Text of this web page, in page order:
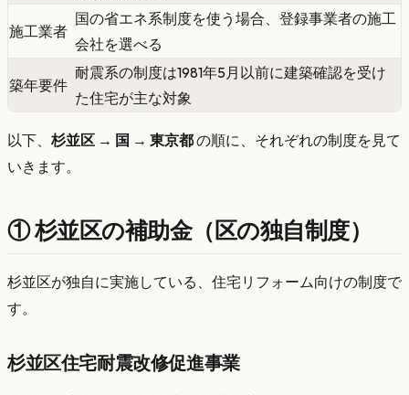
施工業者
国の省エネ系制度を使う場合、登録事業者の施工
会社を選べる
築年要件
耐震系の制度は1981年5月以前に建築確認を受け
た住宅が主な対象
以下、 杉並区 → 国 → 東京都の順に、それぞれの制度を見て
いきます。
① 杉並区の補助金（区の独自制度）
杉並区が独自に実施している、住宅リフォーム向けの制度で
す。
杉並区住宅耐震改修促進事業